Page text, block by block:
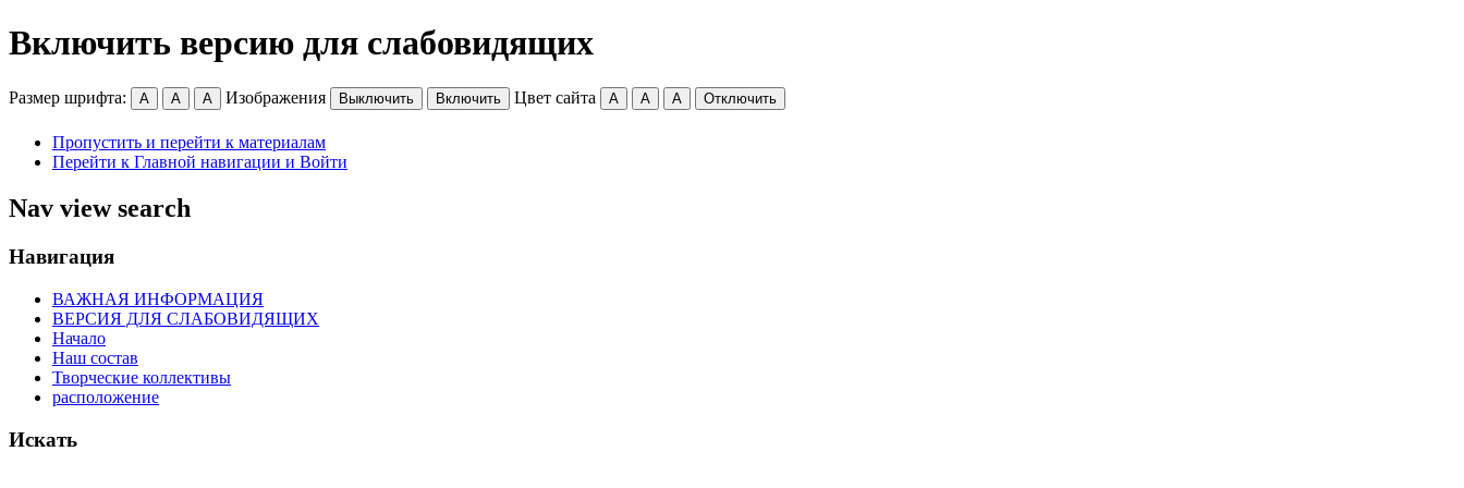
Включить версию для слабовидящих
Размер шрифта: A A A Изображения Выключить Включить Цвет сайта A A A Отключить
Пропустить и перейти к материалам
Перейти к Главной навигации и Войти
Nav view search
Навигация
ВАЖНАЯ ИНФОРМАЦИЯ
ВЕРСИЯ ДЛЯ СЛАБОВИДЯЩИХ
Начало
Наш состав
Творческие коллективы
расположение
Искать